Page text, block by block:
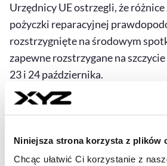
Niniejsza strona korzysta z plików
Chcąc ułatwić Ci korzystanie z
Urzędnicy UE ostrzegli, że
pożyczki reparacyjnej
rozstrzygnięte na środowym
zapewne rozstrzygane na
23 i 24 października.
Najbardziej spektakularnym
kwestii aktywów rosyjskich był